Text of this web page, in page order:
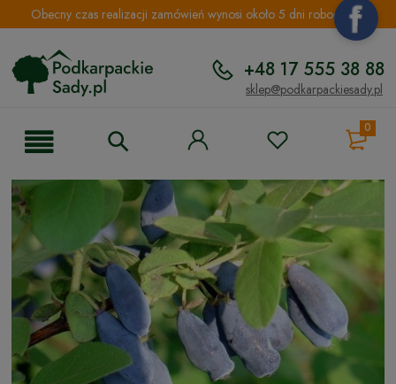
Obecny czas realizacji zamówień wynosi około 5 dni roboczych.
+48 17 555 38 88
sklep@podkarpackiesady.pl
0